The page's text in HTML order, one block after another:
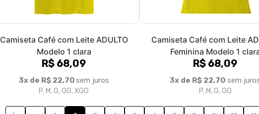
Camiseta Café com Leite ADULTO
Modelo 1 clara
R$ 68,09
3x de R$ 22,70sem juros
P, M, G, GG, XGG
Camiseta Café com Leite
Feminina Modelo 1
R$ 68,09
3x de R$ 22,70 sem
P, M, G, GG